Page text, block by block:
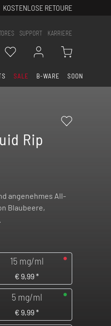
KOSTENLOSE RETOURE
SUPPORT KARRIERE
SALE B-WARE SOON
Rip
angenehmes All-
Blaubeere,
15 mg/ml
€ 9,99*
5 mg/ml
€ 9,99*